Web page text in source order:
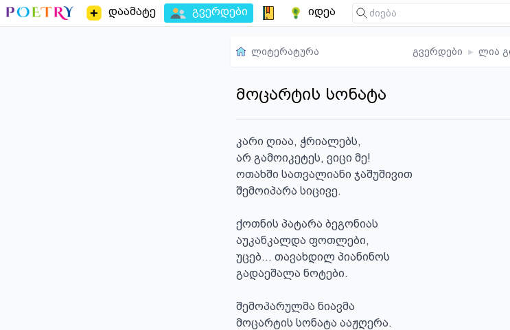
დაამატე გვერდები იდეა
ლიტერატურა გვერდები ▸ ლია
მოცარტის სონატა
კარი ღიაა, ჭრიალებს,
არ გამოიკეტეს, ვიცი მე!
ოთახში სათვალიანი ჯაშუშივით
შემოიპარა სიცივე.
ქოთნის პატარა ბეგონიას
აუკანკალდა ფოთლები,
უცებ… თავახდილ პიანინოს
გადაეშალა ნოტები.
შემოპარულმა ნიავმა
მოცარტის სონატა ააჟღერა.